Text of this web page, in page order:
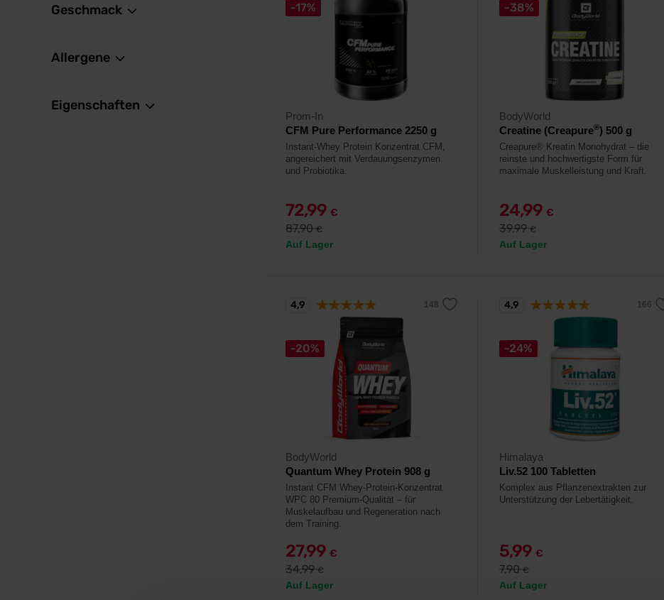
Geschmack
Allergene
Eigenschaften
-17%
Prom-In
CFM Pure Performance 2250 g
Instant-Whey Protein Konzentrat CFM,
angereichert mit Verdauungsenzymen
und Probiotika.
72,99 €
87,90€
Auf Lager
-38%
BodyWorld
Creatine (Creapure®) 500 g
Creapure® Kreatin Monohydrat – die
reinste und hochwertigste Form für
maximale Muskelleistung und Kraft.
24,99 €
39,99€
Auf Lager
-20%
BodyWorld
Quantum Whey Protein 908 g
Instant CFM Whey-Protein-Konzentrat
WPC 80 Premium-Qualität – für
Muskelaufbau und Regeneration nach
dem Training.
27,99 €
34,99€
Auf Lager
4,9
-24%
Himalaya
Liv.52 100 Tabletten
Komplex aus Pflanzenextrakten zur
Unterstützung der Lebertätigkeit.
5,99 €
7,90€
Auf Lager
4,9